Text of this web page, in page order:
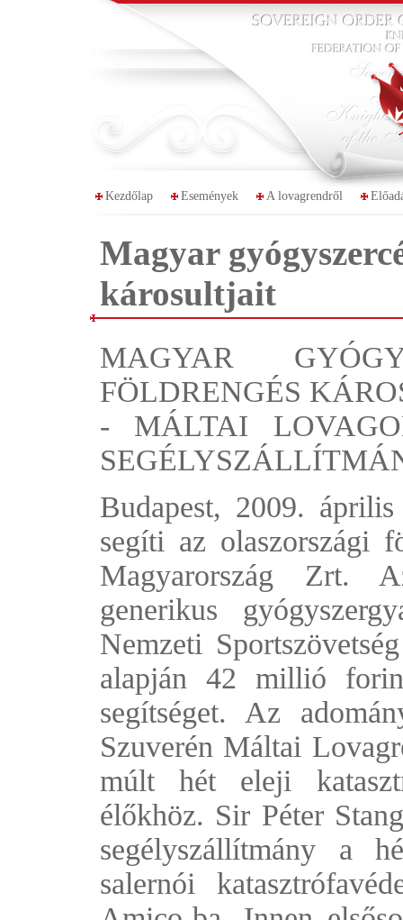
Kezdőlap Események A lovagrendről
Magyar
károsultjait
MAGYAR
FÖLDRENGÉS
- MÁLTAI
Budapest, 2009.
segíti az olaszországi
Magyarország Zrt.
generikus
Nemzeti
alapján 42 millió
segítséget. Az
Szuverén Máltai
múlt hét eleji
élőkhöz. Sir Péter
segélyszállítmány a
salernói